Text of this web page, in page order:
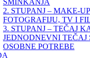
2. STUPANJ – MAKE-
FOTOGRAFIJU, TV I
3. STUPANJ – TEČAJ
JEDNODNEVNI
OSOBNE POTREBE